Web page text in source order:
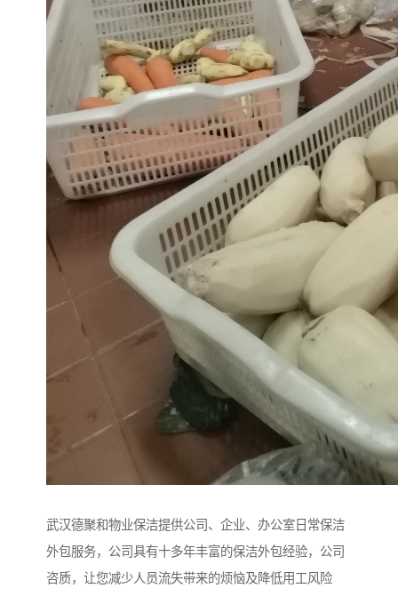
武汉德聚和物业保洁提供公司、企业、办公室日常保洁
外包服务，公司具有十多年丰富的保洁外包经验，公司
咨质，让您减少人员流失带来的烦恼及降低用工风险